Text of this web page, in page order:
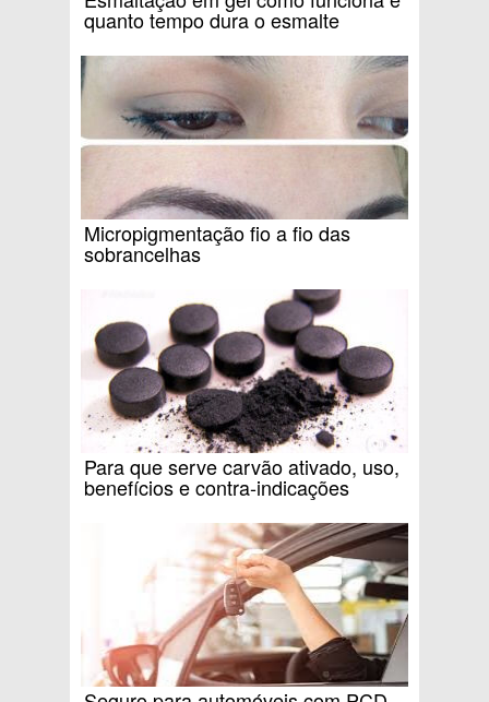
quanto tempo dura o esmalte
Micropigmentação fio a fio das
sobrancelhas
Para que serve carvão ativado, uso,
benefícios e contra-indicações